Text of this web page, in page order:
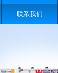
联系我们